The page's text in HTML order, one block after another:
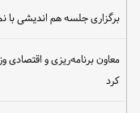
برگزاری جلسه هم اندیشی با
معاون برنامه‌ریزی و اقتصادی
کرد